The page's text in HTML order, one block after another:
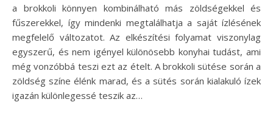
a brokkoli könnyen kombinálható más zöldségekkel és
fűszerekkel, így mindenki megtalálhatja a saját ízlésének
megfelelő változatot. Az elkészítési folyamat viszonylag
egyszerű, és nem igényel különösebb konyhai tudást, ami
még vonzóbbá teszi ezt az ételt. A brokkoli sütése során a
zöldség színe élénk marad, és a sütés során kialakuló ízek
igazán különlegessé teszik az…